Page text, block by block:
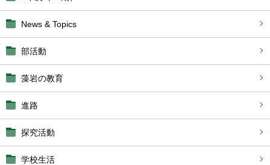
News & Topics
部活動
藻岩の教育
進路
探究活動
学校生活